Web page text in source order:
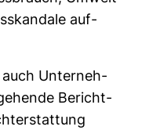
auf­
auch Unter­neh­
Bericht­